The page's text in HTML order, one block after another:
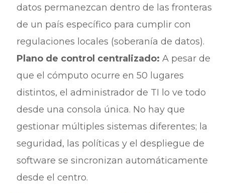
datos permanezcan dentro de las fronteras
de un país específico para cumplir con
regulaciones locales (soberanía de datos).
Plano de control centralizado: A pesar de
que el cómputo ocurre en 50 lugares
distintos, el administrador de TI lo ve todo
desde una consola única. No hay que
gestionar múltiples sistemas diferentes; la
seguridad, las políticas y el despliegue de
software se sincronizan automáticamente
desde el centro.